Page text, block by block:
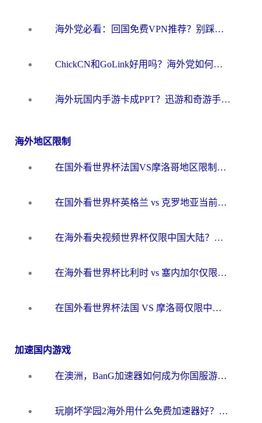
海外党必看：回国免费VPN推荐？别踩坑！教你选对加速器无缝刷国内资源
ChickCN和GoLink好用吗？海外党如何选对回国加速器
海外玩国内手游卡成PPT？迅游和奇游手游哪个好？一篇讲透回国加速器怎么选
海外地区限制
在国外看世界杯法国VS摩洛哥地区限制？这篇指南让你流畅看中文解说无压力
在国外看世界杯英格兰 vs 克罗地亚当前地区不可播放？这篇指南帮你搞定所有海外观赛难题
在海外看央视频世界杯仅限中国大陆？这篇指南帮你解锁中文解说+无卡顿直播
在海外看世界杯比利时 vs 塞内加尔仅限中国大陆？我找到了最流畅的中文解说之路
在国外看世界杯法国 VS 摩洛哥仅限中国大陆？海外党这样看中文解说赛事不卡顿
加速国内游戏
在澳洲，BanG加速器如何成为你国服游戏的“时光机”？
玩崩坏学园2海外用什么免费加速器好？2026海外党亲测国服游戏加速指南